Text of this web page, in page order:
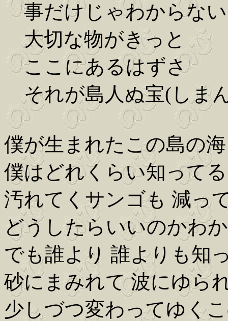
事だけじゃわからない
大切な物がきっと
ここにあるはずさ
それが島人ぬ宝(しま
僕が生まれたこの島の
僕はどれくらい知って
汚れてくサンゴも 減っ
どうしたらいいのかわ
でも誰より 誰よりも知
砂にまみれて 波にゆら
少しづつ変わってゆく